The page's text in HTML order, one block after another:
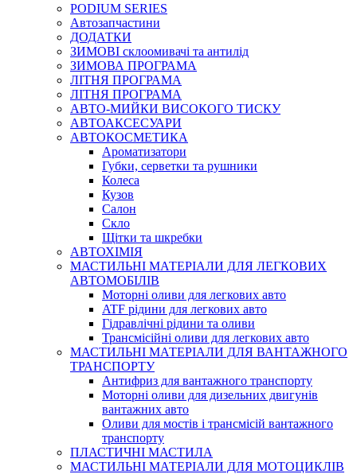
PODIUM SERIES
Автозапчастини
ДОДАТКИ
ЗИМОВІ склоомивачі та антилід
ЗИМОВА ПРОГРАМА
ЛІТНЯ ПРОГРАМА
ЛІТНЯ ПРОГРАМА
АВТО-МИЙКИ ВИСОКОГО ТИСКУ
АВТОАКСЕСУАРИ
АВТОКОСМЕТИКА
Ароматизатори
Губки, серветки та рушники
Колеса
Кузов
Салон
Скло
Щітки та шкребки
АВТОХІМІЯ
МАСТИЛЬНІ МАТЕРІАЛИ ДЛЯ ЛЕГКОВИХ
АВТОМОБІЛІВ
Моторні оливи для легкових авто
ATF рідини для легкових авто
Гідравлічні рідини та оливи
Трансмісійні оливи для легкових авто
МАСТИЛЬНІ МАТЕРІАЛИ ДЛЯ ВАНТАЖНОГО
ТРАНСПОРТУ
Антифриз для вантажного транспорту
Моторні оливи для дизельних двигунів
вантажних авто
Оливи для мостів і трансмісій вантажного
транспорту
ПЛАСТИЧНІ МАСТИЛА
МАСТИЛЬНІ МАТЕРІАЛИ ДЛЯ МОТОЦИКЛІВ